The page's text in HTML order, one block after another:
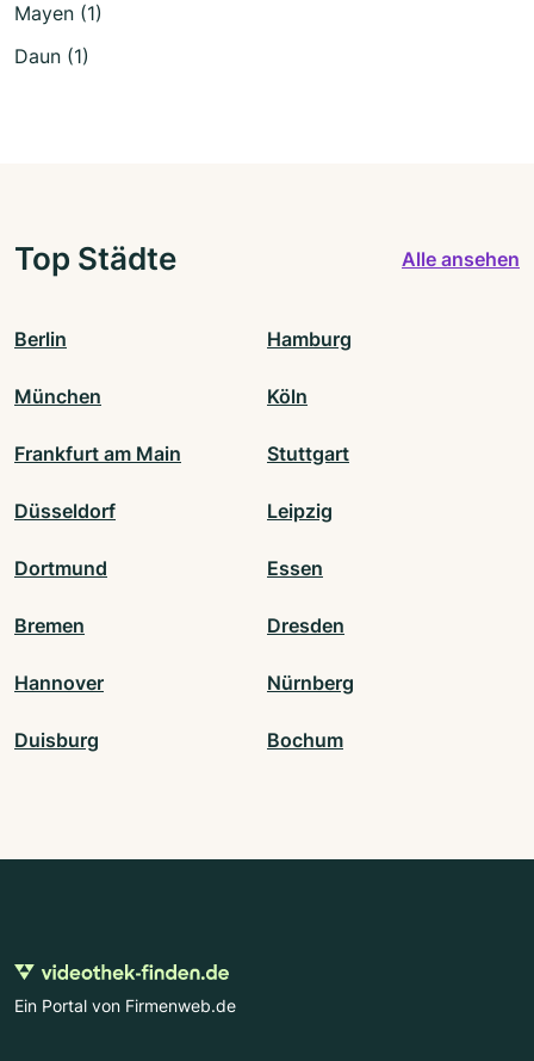
Mayen (1)
Daun (1)
Top Städte Alle ansehen
Berlin Hamburg
München Köln
Frankfurt am Main Stuttgart
Düsseldorf Leipzig
Dortmund Essen
Bremen Dresden
Hannover Nürnberg
Duisburg Bochum
Ein Portal von Firmenweb.de